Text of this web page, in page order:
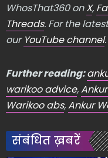
WhosThat360 onX,
Threads. For the
our YouTube channel.
Further reading:
warikoo advice,
Warikoo abs,Ankur
संबंधित ख़बरें